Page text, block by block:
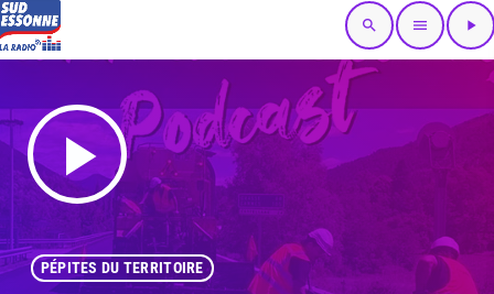
search menu play_arrow
play_arrow
PÉPITES DU TERRITOIRE